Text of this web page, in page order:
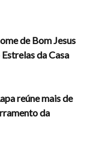
de Bom Jesus
da Casa
reúne mais de
da